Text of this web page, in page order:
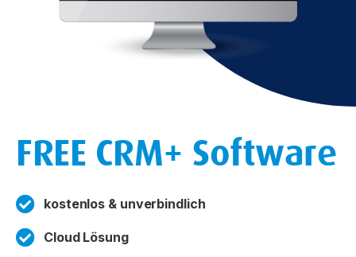
FREE CRM+ Software
kostenlos & unverbindlich
Cloud Lösung